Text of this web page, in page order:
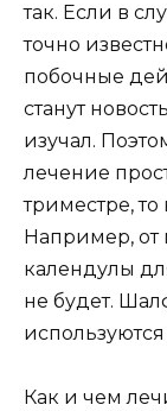
так. Если в
точно
побочные
станут
изучал.
лечение
триместре,
Например, от
календулы
не будет.
Как и чем